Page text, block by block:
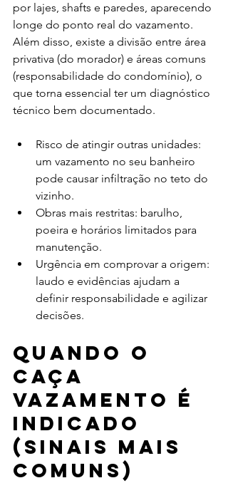
por lajes, shafts e paredes, aparecendo
longe do ponto real do vazamento.
Além disso, existe a divisão entre área
privativa (do morador) e áreas comuns
(responsabilidade do condomínio), o
que torna essencial ter um diagnóstico
técnico bem documentado.
Risco de atingir outras unidades:
um vazamento no seu banheiro
pode causar infiltração no teto do
vizinho.
Obras mais restritas: barulho,
poeira e horários limitados para
manutenção.
Urgência em comprovar a origem:
laudo e evidências ajudam a
definir responsabilidade e agilizar
decisões.
Quando o
caça
vazamento é
indicado
(sinais mais
comuns)